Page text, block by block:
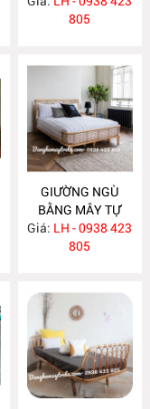
805
GIƯỜNG NGÙ
BẰNG MÂY TỰ
NHIÊN MA510
Giá: LH - 0938 423
805